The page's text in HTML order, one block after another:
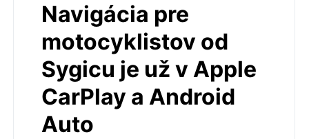
Navigácia pre
motocyklistov od
Sygicu je už v Apple
CarPlay a Android
Auto